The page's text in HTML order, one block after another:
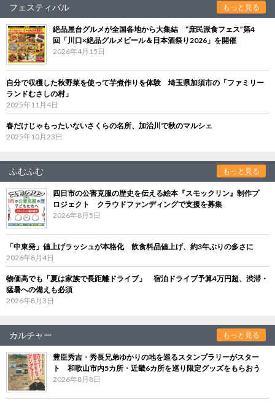
フェスティバル もっと見る
絶品屋台グルメが全国各地から大集結 “庶民派食フェス”第4
回「川口×絶品グルメビール＆日本酒祭り2026」を開催
2026年4月15日
自分で収穫した秋野菜を使って芋煮作りを体験 埼玉県加須市の「ファミリー
ランドむさしの村」
2025年11月4日
春だけじゃもったいないさくらの名所、加治川で秋のマルシェ
2025年10月23日
ふむふむ もっと見る
四日市の公害克服の歴史を伝える絵本『スモックリン』制作プ
ロジェクト クラウドファンディングで支援を募集
2026年8月5日
「中東発」値上げラッシュが本格化 飲食料品値上げ、約3年ぶりの多さに
2026年8月4日
物価高でも「夏は家族で長距離ドライブ」 宿泊ドライブ予算4万円超、渋滞・
猛暑への備えも必須
2026年8月3日
カルチャー もっと見る
豊臣秀吉・秀長兄弟ゆかりの地を巡るスタンプラリーがスター
ト 和歌山市内5カ所・近畿6カ所を巡り限定グッズをもらおう
2026年8月8日